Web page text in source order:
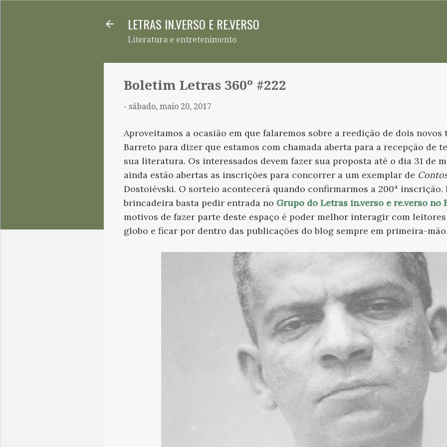
LETRAS IN.VERSO E RE.VERSO
Literatura e entretenimento
Boletim Letras 360º #222
- sábado, maio 20, 2017
Aproveitamos a ocasião em que falaremos sobre a reedição de dois
Barreto para dizer que estamos com chamada aberta para a recepção de
sua literatura. Os interessados devem fazer sua proposta até o dia 31 de
ainda estão abertas as inscrições para concorrer a um exemplar de
Dostoiévski. O sorteio acontecerá quando confirmarmos a 200ª
brincadeira basta pedir entrada no Grupo do Letras in.verso e re.verso no
motivos de fazer parte deste espaço é poder melhor interagir com
globo e ficar por dentro das publicações do blog sempre em primeira-